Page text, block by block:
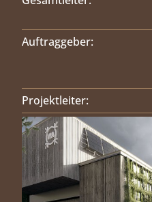
Auftraggeber:
Projektleiter: